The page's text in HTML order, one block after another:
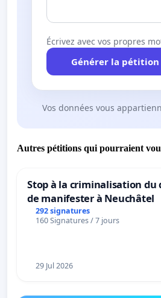
Écrivez avec vos propres
Générer la pétition
Vos données vous
Autres pétitions qui pourraient
Stop à la criminalisation du
de manifester à Neuchâtel
292 signatures
160 Signatures / 7 jours
29 Jul 2026